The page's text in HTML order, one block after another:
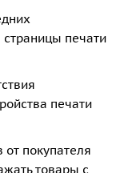
печати
печати
от покупателя
товары с